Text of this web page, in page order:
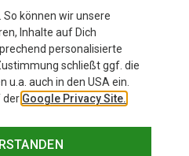
So können wir unsere
Inhalte auf Dich
personalisierte
schließt ggf. die
u.a. auch in den USA ein.
der Google Privacy Site.